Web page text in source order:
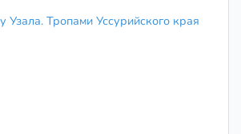
Узала. Тропами Уссурийского края